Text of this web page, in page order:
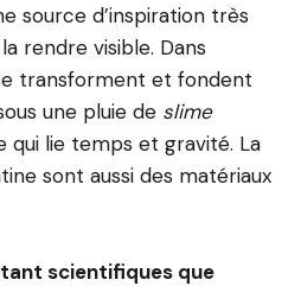
source d’inspiration très
rendre visible. Dans
transforment et fondent
une pluie de slime
qui lie temps et gravité. La
sont aussi des matériaux
scientifiques que